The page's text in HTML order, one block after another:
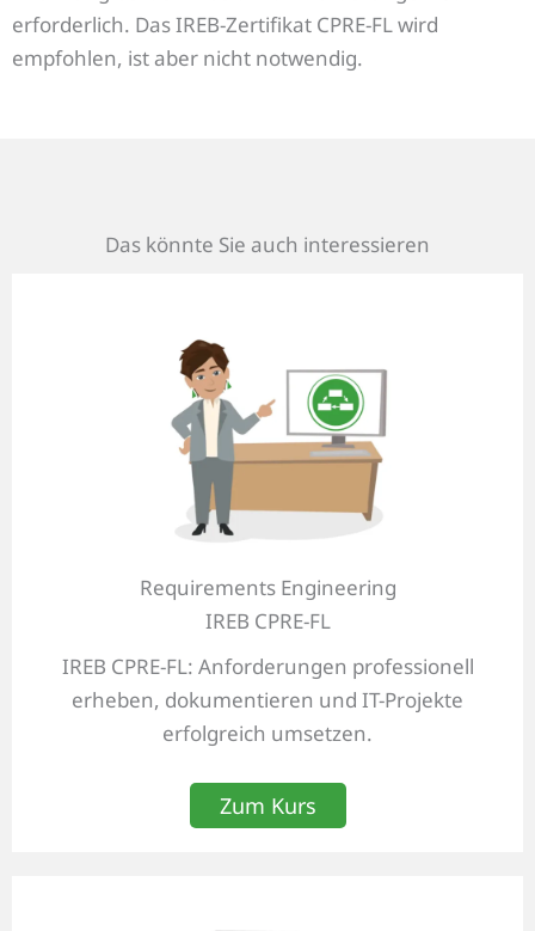
erforderlich. Das IREB-Zertifikat CPRE-FL wird
empfohlen, ist aber nicht notwendig.
Das könnte Sie auch interessieren
Requirements Engineering
IREB CPRE-FL
IREB CPRE-FL: Anforderungen professionell
erheben, dokumentieren und IT-Projekte
erfolgreich umsetzen.
Zum Kurs